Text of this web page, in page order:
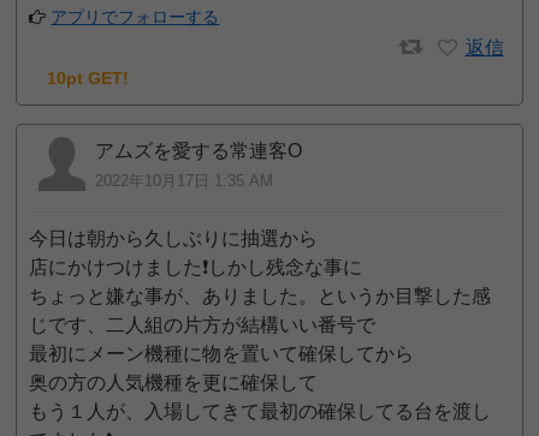
アプリでフォローする
返信
10pt GET!
アムズを愛する常連客O
2022年10月17日 1:35 AM
今日は朝から久しぶりに抽選から
店にかけつけました❗しかし残念な事に
ちょっと嫌な事が、ありました。というか目撃した感
じです、二人組の片方が結構いい番号で
最初にメーン機種に物を置いて確保してから
奥の方の人気機種を更に確保して
もう１人が、入場してきて最初の確保してる台を渡し